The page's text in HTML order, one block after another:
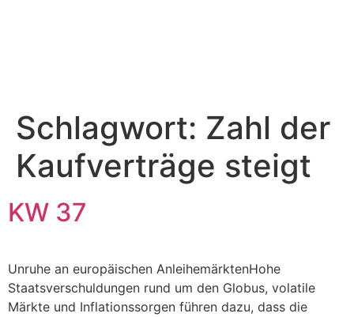
Schlagwort: Zahl der
Kaufverträge steigt
KW 37
Unruhe an europäischen AnleihemärktenHohe
Staatsverschuldungen rund um den Globus, volatile
Märkte und Inflationssorgen führen dazu, dass die